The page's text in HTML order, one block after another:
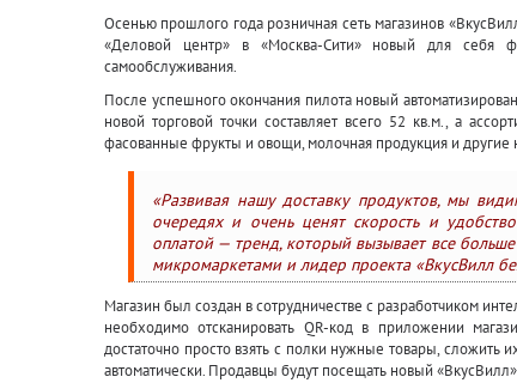
Осенью прошлого года розничная сеть магазинов
«Деловой центр» в «Москва-Сити» новый для себя
самообслуживания.
После успешного окончания пилота новый
новой торговой точки составляет всего 52 кв.м., а
фасованные фрукты и овощи, молочная продукция и другие
«Развивая нашу доставку продуктов, мы
очередях и очень ценят скорость и
оплатой — тренд, который вызывает все
микромаркетами и лидер проекта «ВкусВилл
Магазин был создан в сотрудничестве с разработчиком
необходимо отсканировать QR-код в приложении
достаточно просто взять с полки нужные товары, сложить
автоматически. Продавцы будут посещать новый